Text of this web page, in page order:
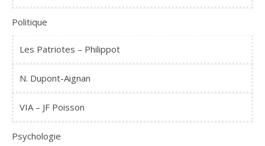
Politique
Les Patriotes – Philippot
N. Dupont-Aignan
VIA – JF Poisson
Psychologie